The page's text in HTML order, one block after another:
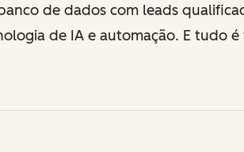
de dados com leads
de IA e automação. E tudo é